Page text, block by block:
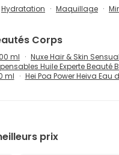
Hydratation Maquillage
Corps
ml
Nuxe Hair & Skin
Huile Experte Beauté
ml Hei Poa Power Heiva Eau
prix